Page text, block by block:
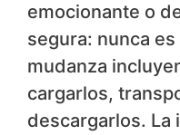
cuidadosos con
pertenencias.
Blogs , Moving